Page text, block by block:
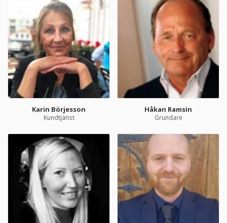
Karin Börjesson
Kundtjänst
Håkan Ramsin
Grundare